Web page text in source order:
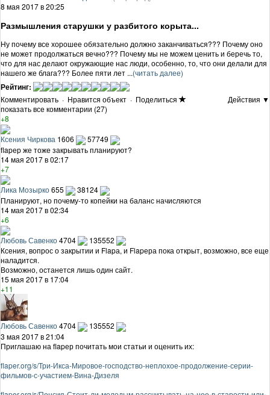
8 мая 2017 в 20:25
Размышления старушки у разбитого корыта...
Ну почему все хорошее обязательно должно заканчиваться??? Почему оно
не может продолжаться вечно??? Почему мы не можем ценить и беречь то,
что для нас делают окружающие нас люди, особенно, то, что они делали для
нашего же блага??? Более пяти лет ...(читать далее)
Рейтинг:
Комментировать · Нравится объект · Поделиться
Действия ▼
показать все комментарии (27)
+8
Ксения Чиркова 1606
57749
flapер же тоже закрывать планируют?
14 мая 2017 в 02:17
+7
Лика Мозырко655
38124
Планируют, но почему-то копейки на баланс начисляются
14 мая 2017 в 02:34
+6
Любовь Савенко4704
135552
Ксения, вопрос о закрытии и Flapа, и Flapера пока открыт, возможно, все еще
наладится.
Возможно, останется лишь один сайт.
15 мая 2017 в 17:04
+11
Любовь Савенко4704
135552
3 мая 2017 в 21:04
Приглашаю на flapер почитать мои статьи и оценить их:
flaper.org/s/Три-Икса-Мировое-господство-неплохое-продолжение-серии-
фильмов-с-участием-Вина-Дизеля